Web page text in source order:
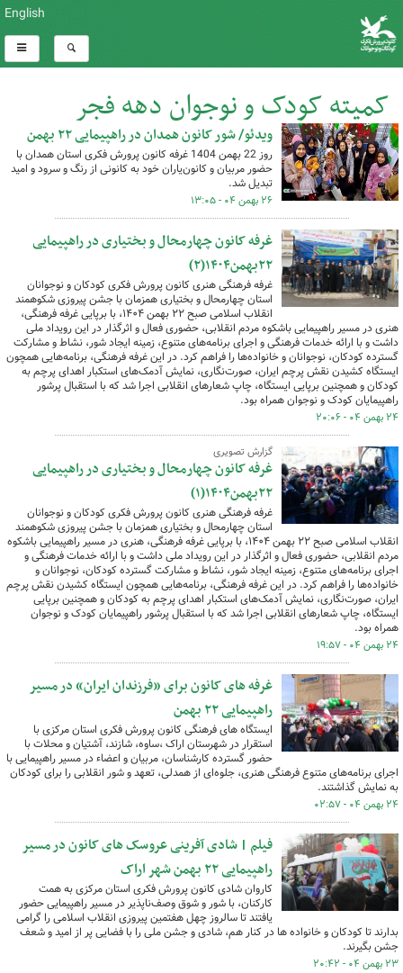
English
کمیته کودک و نوجوان دهه فجر
کل اخبار:286 ویدئو/ شور کانون همدان در راهپیمایی ۲۲ بهمن
روز 22 بهمن 1404 غرفه کانون پرورش فکری استان همدان با
حضور مربیان و کانون‌یاران خود به کانونی از رنگ و سرود و امید
تبدیل شد.
۲۶ بهمن ۰۴ - ۱۳:۰۵
غرفه کانون چهارمحال و بختیاری در راهپیمایی
۲۲بهمن۱۴۰۴(۲)
غرفه فرهنگی هنری کانون پرورش فکری کودکان و نوجوانان
استان چهارمحال و بختیاری همزمان با جشن پیروزی شکوهمند
انقلاب اسلامی صبح ۲۲ بهمن ۱۴۰۴، با برپایی غرفه فرهنگی،
هنری در مسیر راهپیمایی باشکوه مردم انقلابی، حضوری فعال و اثرگذار در این رویداد ملی
داشت و با ارائه خدمات فرهنگی و اجرای برنامه‌های متنوع، زمینه ایجاد شور، نشاط و مشارکت
گسترده کودکان، نوجوانان و خانواده‌ها را فراهم کرد. در این غرفه فرهنگی، برنامه‌هایی همچون
ایستگاه کشیدن نقش پرچم ایران، صورت‌نگاری، نمایش آدمک‌های استکبار اهدای پرچم به
کودکان و همچنین برپایی ایستگاه، چاپ شعارهای انقلابی اجرا شد که با استقبال پرشور
راهپیمایان کودک و نوجوان همراه بود.
۲۴ بهمن ۰۴ - ۲۰:۰۶
گزارش تصویری
غرفه کانون چهارمحال و بختیاری در راهپیمایی
۲۲بهمن۱۴۰۴(۱)
غرفه فرهنگی هنری کانون پرورش فکری کودکان و نوجوانان
استان چهارمحال و بختیاری همزمان با جشن پیروزی شکوهمند
انقلاب اسلامی صبح ۲۲ بهمن ۱۴۰۴، با برپایی غرفه فرهنگی، هنری در مسیر راهپیمایی باشکوه
مردم انقلابی، حضوری فعال و اثرگذار در این رویداد ملی داشت و با ارائه خدمات فرهنگی و
اجرای برنامه‌های متنوع، زمینه ایجاد شور، نشاط و مشارکت گسترده کودکان، نوجوانان و
خانواده‌ها را فراهم کرد. در این غرفه فرهنگی، برنامه‌هایی همچون ایستگاه کشیدن نقش پرچم
ایران، صورت‌نگاری، نمایش آدمک‌های استکبار اهدای پرچم به کودکان و همچنین برپایی
ایستگاه، چاپ شعارهای انقلابی اجرا شد که با استقبال پرشور راهپیمایان کودک و نوجوان
همراه بود.
۲۴ بهمن ۰۴ - ۱۹:۵۷
غرفه های کانون برای «فرزندان ایران» در مسیر
راهپیمایی ۲۲ بهمن
ایستگاه های فرهنگی کانون پرورش فکری استان مرکزی با
استقرار در شهرستان اراک ،ساوه، شازند، آشتیان و محلات با
حضور گسترده کارشناسان، مربیان و اعضاء در مسیر راهپیمایی با
اجرای برنامه‌های متنوع فرهنگی هنری، جلوه‌ای از همدلی، تعهد و شور انقلابی را برای کودکان
به نمایش گذاشتند.
۲۴ بهمن ۰۴ - ۰۲:۵۷
فیلم | شادی آفرینی عروسک های کانون در مسیر
راهپیمایی ۲۲ بهمن شهر اراک
کاروان شادی کانون پرورش فکری استان مرکزی به همت
کارکنان، با شور و شوق وصف‌ناپذیر در مسیر راهپیمایی حضور
یافتند تا سالروز چهل هفتمین پیروزی انقلاب اسلامی را گرامی
بدارند تا کودکان و خانواده ها در کنار هم، شادی و جشن ملی را با فضایی پر از امید و شعف
جشن بگیرند.
۲۳ بهمن ۰۴ - ۲۰:۴۲